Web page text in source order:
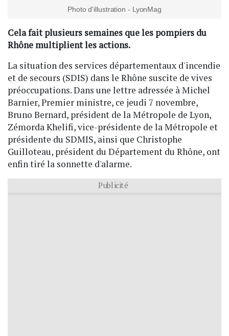
Photo d'illustration - LyonMag
Cela fait plusieurs semaines que les pompiers du
Rhône multiplient les actions.
La situation des services départementaux d'incendie
et de secours (SDIS) dans le Rhône suscite de vives
préoccupations. Dans une lettre adressée à Michel
Barnier, Premier ministre, ce jeudi 7 novembre,
Bruno Bernard, président de la Métropole de Lyon,
Zémorda Khelifi, vice-présidente de la Métropole et
présidente du SDMIS, ainsi que Christophe
Guilloteau, président du Département du Rhône, ont
enfin tiré la sonnette d'alarme.
Publicité